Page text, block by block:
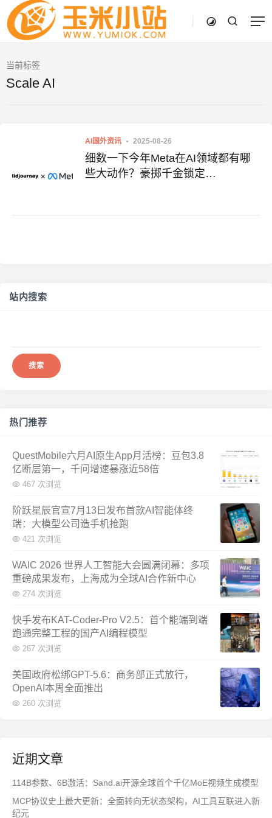
当前标签
Scale AI
AI国外资讯 2025-08-26
细数一下今年Meta在AI领域都有哪
些大动作？豪掷千金锁定
站内搜索
热门推荐
QuestMobile六月AI原生App月活榜：豆包3.8
亿断层第一，千问增速暴涨近58倍
467 次浏览
阶跃星辰官宣7月13日发布首款AI智能体终
端：大模型公司造手机抢跑
421 次浏览
WAIC 2026 世界人工智能大会圆满闭幕：多项
重磅成果发布，上海成为全球AI合作新中心
274 次浏览
快手发布KAT-Coder-Pro V2.5：首个能端到端
跑通完整工程的国产AI编程模型
267 次浏览
美国政府松绑GPT-5.6：商务部正式放行，
OpenAI本周全面推出
260 次浏览
近期文章
114B参数、6B激活：Sand.ai开源全球首个千亿MoE视频生成模型
MCP协议史上最大更新：全面转向无状态架构，AI工具互联进入新
纪元